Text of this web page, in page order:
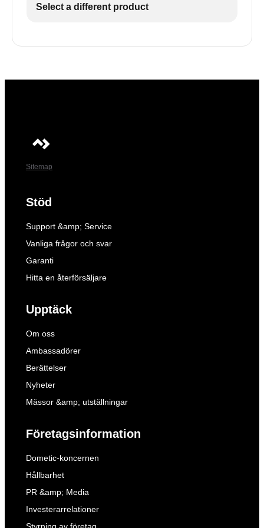
Select a different product
Sitemap
Stöd
Support &amp; Service
Vanliga frågor och svar
Garanti
Hitta en återförsäljare
Upptäck
Om oss
Ambassadörer
Berättelser
Nyheter
Mässor &amp; utställningar
Företagsinformation
Dometic-koncernen
Hållbarhet
PR &amp; Media
Investerarrelationer